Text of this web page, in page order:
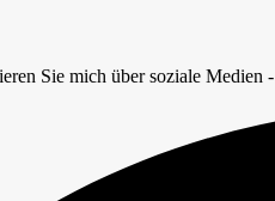
Sie mich über soziale Medien -